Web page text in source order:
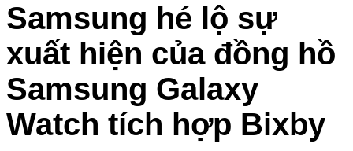
Samsung hé lộ sự
xuất hiện của đồng hồ
Samsung Galaxy
Watch tích hợp Bixby